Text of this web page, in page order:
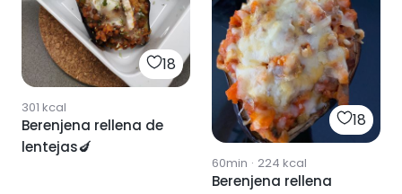
18
301 kcal
Berenjena rellena de
lentejas🍆
18
60min · 224 kcal
Berenjena rellena